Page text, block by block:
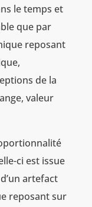
le temps et
que par
reposant
de la
valeur
ci est issue
artefact
reposant sur